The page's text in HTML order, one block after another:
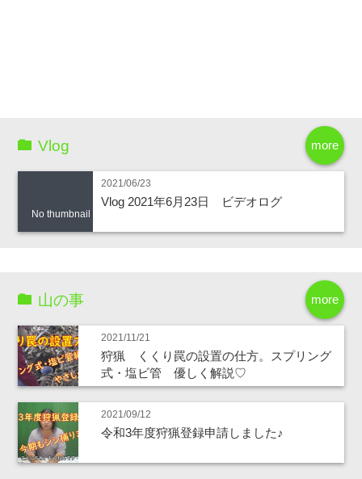
more
Vlog
No thumbnail
2021/06/23
Vlog 2021年6月23日 ビデオログ
more
山の事
2021/11/21
狩猟 くくり罠の設置の仕方。スプリング
式・塩ビ管 優しく解説♡
2021/09/12
令和3年度狩猟登録申請しました♪